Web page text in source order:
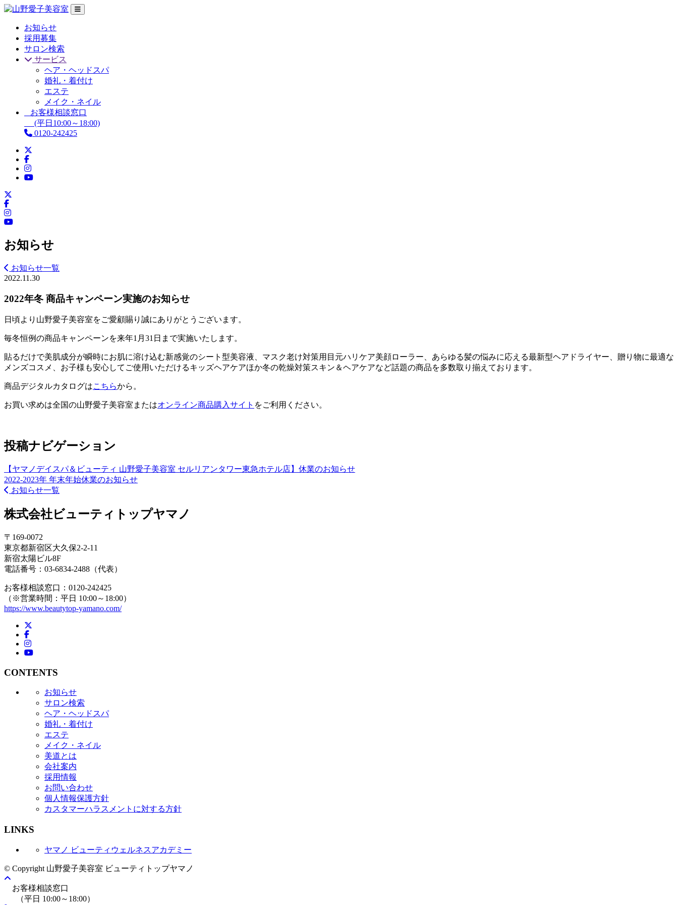
お知らせ
採用募集
サロン検索
サービス
ヘア・ヘッドスパ
婚礼・着付け
エステ
メイク・ネイル
お客様相談窓口
(平日10:00～18:00)
0120-242425
Facebook
Instagram
YouTube
Facebook
Instagram
YouTube
お知らせ
お知らせ一覧
2022.11.30
2022年冬 商品キャンペーン実施のお知らせ
日頃より山野愛子美容室をご愛顧賜り誠にありがとうございます。
毎冬恒例の商品キャンペーンを来年1月31日まで実施いたします。
貼るだけで美肌成分が瞬時にお肌に溶け込む新感覚のシート型美容液、マスク老け対策用目元ハリケア美顔ローラー、あらゆる髪の悩みに応える最新型ヘアドライヤー、贈り物に最適な
メンズコスメ、お子様も安心してご使用いただけるキッズヘアケアほか冬の乾燥対策スキン＆ヘアケアなど話題の商品を多数取り揃えております。
商品デジタルカタログはこちらから。
お買い求めは全国の山野愛子美容室またはオンライン商品購入サイト をご利用ください。
投稿ナビゲーション
【ヤマノデイスパ＆ビューティ 山野愛子美容室 セルリアンタワー東急ホテル店】休業のお知らせ
2022-2023年 年末年始休業のお知らせ
お知らせ一覧
株式会社ビューティトップヤマノ
〒169-0072
東京都新宿区大久保2-2-11
新宿太陽ビル8F
電話番号：03-6834-2488（代表）
お客様相談窓口：0120-242425
（※営業時間：平日 10:00～18:00）
https://www.beautytop-yamano.com/
Facebook
Instagram
YouTube
CONTENTS
お知らせ
サロン検索
ヘア・ヘッドスパ
婚礼・着付け
エステ
メイク・ネイル
美道とは
会社案内
採用情報
お問い合わせ
個人情報保護方針
カスタマーハラスメントに対する方針
LINKS
ヤマノ ビューティウェルネスアカデミー
© Copyright 山野愛子美容室 ビューティトップヤマノ
お客様相談窓口
（平日 10:00～18:00）